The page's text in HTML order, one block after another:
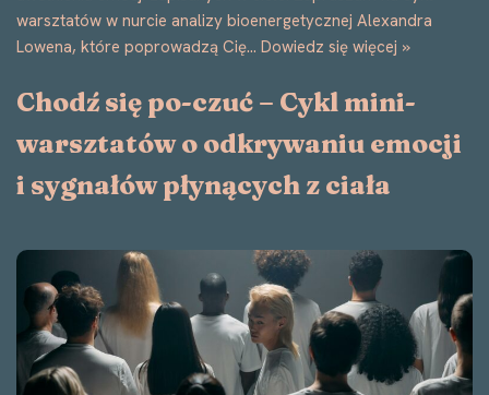
warsztatów w nurcie analizy bioenergetycznej Alexandra
Lowena, które poprowadzą Cię… Dowiedz się więcej »
Chodź się po-czuć – Cykl mini-
warsztatów o odkrywaniu emocji
i sygnałów płynących z ciała